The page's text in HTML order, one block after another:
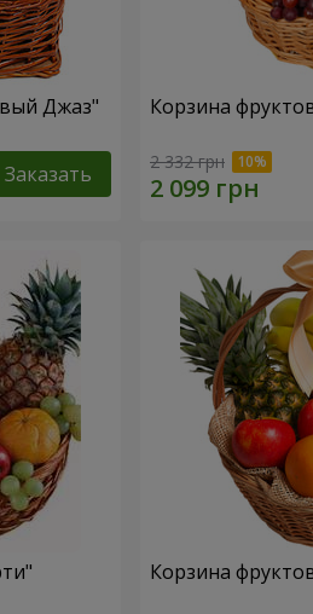
Джаз"
Заказать
Корзина
2 332 грн
Корзина